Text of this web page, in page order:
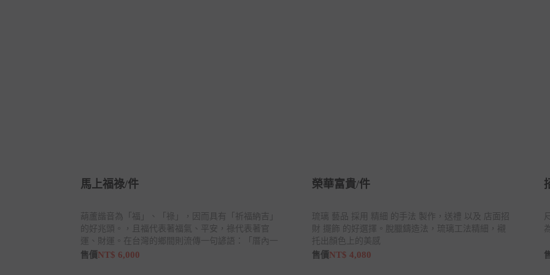
馬上福祿/件
葫蘆諧音為「福」、「祿」，因而具有「祈福納吉」
的好兆頭。，且福代表著福氣、平安，祿代表著官
運、財運。在台灣的鄉間則流傳一句諺語：「厝內一
粒瓠(葫蘆)，家內才會富」(閩南語音)，意思是說，
售價NT$ 6,000
榮華富貴/件
琉璃 藝品 採用 精細 的手法 製作，送禮 以及 店面招
財 擺飾 的好選擇。脫臘鑄造法，琉璃工法精細，襯
托出顏色上的美感
售價NT$ 4,080